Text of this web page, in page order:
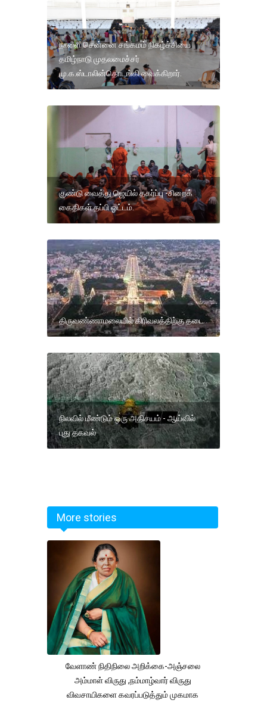
நாளை சென்னை சங்கமம் நிகழ்ச்சியை
தமிழ்நாடு முதலமைச்சர்
மு.க.ஸ்டாலின்தொடங்கி வைக்கிறார்.
குண்டு வைத்து ஜெயில் தகர்ப்பு -சிறைக்
கைதிகள் தப்பி ஓட்டம்.
திருவண்ணாமலையில் கிரிவலத்திற்கு தடை
நிலவில் மீண்டும் ஒரு அதிசயம் - ஆய்வில்
புது தகவல்
More stories
வேளாண் நிதிநிலை அறிக்கை-அஞ்சலை
அம்மாள் விருது ,நம்மாழ்வார் விருது
விவசாயிகளை கவரப்படுத்தும் முகமாக